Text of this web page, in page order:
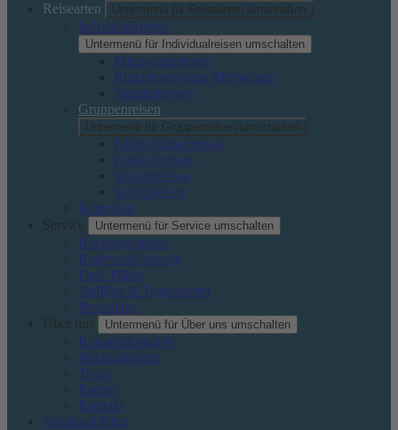
Reisearten
Untermenü für Reisearten umschalten
Individualreisen
Untermenü für Individualreisen umschalten
Mietwagenreisen
Rundreisen ohne Mietwagen
Standortreisen
Gruppenreisen
Untermenü für Gruppenreisen umschalten
Kleingruppenreisen
Erlebnisreisen
Wanderreisen
Schiffsreisen
Reitreisen
Service
Untermenü für Service umschalten
Buchungsablauf
Reiseversicherung
Freie Plätze
Auflüge & Tagestouren
Newsletter
Über uns
Untermenü für Über uns umschalten
Reisephilosophie
Nachhaltigkeit
Team
Partner
Kontakt
Nordland-Blog